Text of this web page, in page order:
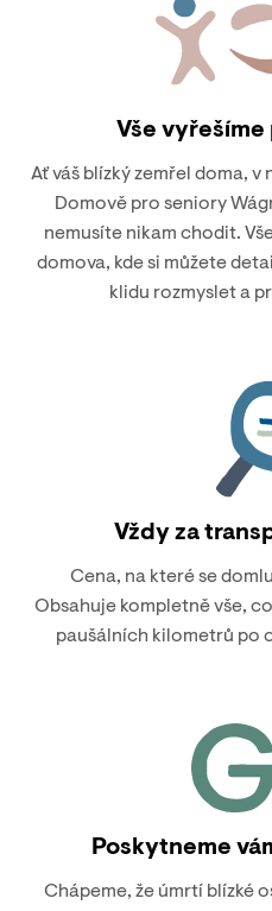
Vše
Ať váš blízký zemřel doma,
Domově pro seniory
nemusíte nikam chodit.
domova, kde si můžete
klidu rozmyslet a
Vždy za
Cena, na které se
Obsahuje kompletně vše,
paušálních kilometrů po
Poskytneme
Chápeme, že úmrtí blízké